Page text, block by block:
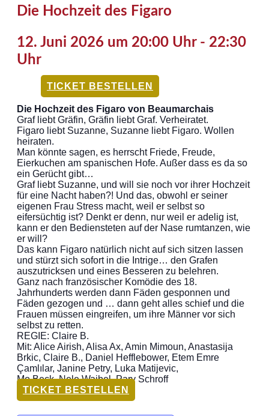
Die Hochzeit des Figaro
12. Juni 2026 um 20:00 Uhr- 22:30
Uhr
TICKET BESTELLEN
Die Hochzeit des Figaro von Beaumarchais
Graf liebt Gräfin, Gräfin liebt Graf. Verheiratet.
Figaro liebt Suzanne, Suzanne liebt Figaro. Wollen
heiraten.
Man könnte sagen, es herrscht Friede, Freude,
Eierkuchen am spanischen Hofe. Außer dass es da so
ein Gerücht gibt…
Graf liebt Suzanne, und will sie noch vor ihrer Hochzeit
für eine Nacht haben?! Und das, obwohl er seiner
eigenen Frau Stress macht, weil er selbst so
eifersüchtig ist? Denkt er denn, nur weil er adelig ist,
kann er den Bediensteten auf der Nase rumtanzen, wie
er will?
Das kann Figaro natürlich nicht auf sich sitzen lassen
und stürzt sich sofort in die Intrige… den Grafen
auszutricksen und eines Besseren zu belehren.
Ganz nach französischer Komödie des 18.
Jahrhunderts werden dann Fäden gesponnen und
Fäden gezogen und … dann geht alles schief und die
Frauen müssen eingreifen, um ihre Männer vor sich
selbst zu retten.
REGIE: Claire B.
Mit: Alice Airish, Alisa Ax, Amin Mimoun, Anastasija
Brkic, Claire B., Daniel Hefflebower, Etem Emre
Çamlılar, Janine Petry, Luka Matijevic,
Mo Beck, Nele Waibel, Parv Schroff
TICKET BESTELLEN